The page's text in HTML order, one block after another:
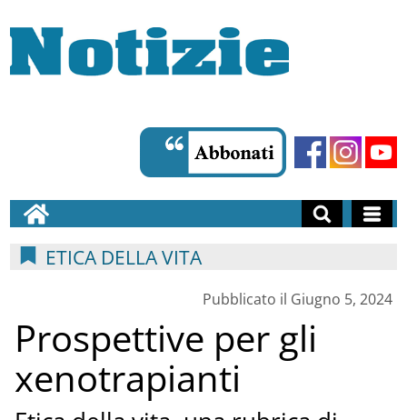
ETICA DELLA VITA
Pubblicato il Giugno 5, 2024
Prospettive per gli
xenotrapianti